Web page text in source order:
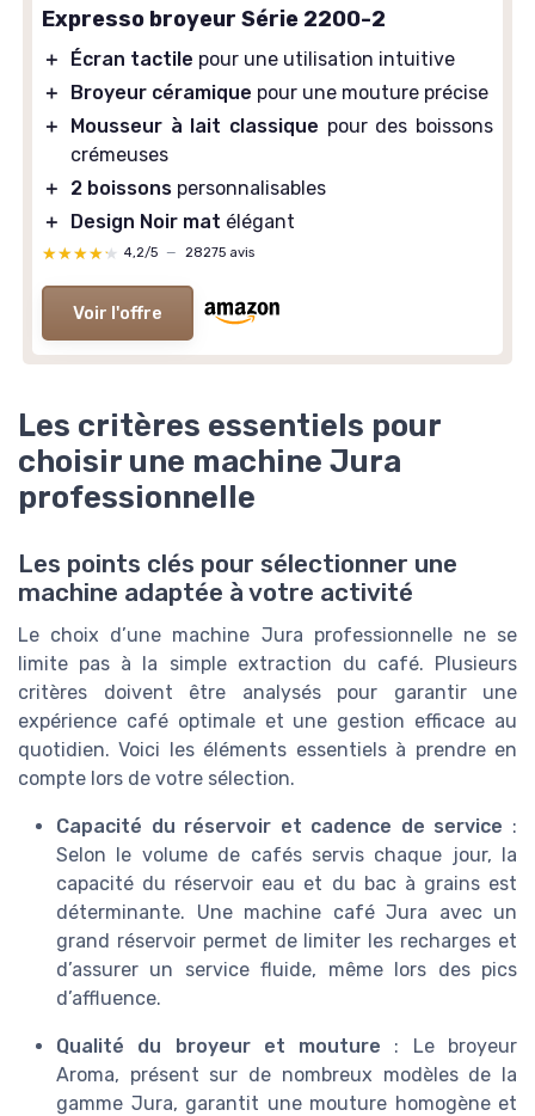
Expresso broyeur Série 2200-2
＋ Écran tactile pour une utilisation intuitive
＋
Broyeur céramique pour une mouture précise
＋
Mousseur à lait classique pour des boissons
crémeuses
＋
2 boissons personnalisables
＋
Design Noir mat élégant
★★★★★
★★★★★ 4,2/5 — 28275 avis
Voir l'offre
Les critères essentiels pour
choisir une machine Jura
professionnelle
Les points clés pour sélectionner une
machine adaptée à votre activité
Le choix d’une machine Jura professionnelle ne se
limite pas à la simple extraction du café. Plusieurs
critères doivent être analysés pour garantir une
expérience café optimale et une gestion efficace au
quotidien. Voici les éléments essentiels à prendre en
compte lors de votre sélection.
Capacité du réservoir et cadence de service :
Selon le volume de cafés servis chaque jour, la
capacité du réservoir eau et du bac à grains est
déterminante. Une machine café Jura avec un
grand réservoir permet de limiter les recharges et
d’assurer un service fluide, même lors des pics
d’affluence.
Qualité du broyeur et mouture : Le broyeur
Aroma, présent sur de nombreux modèles de la
gamme Jura, garantit une mouture homogène et